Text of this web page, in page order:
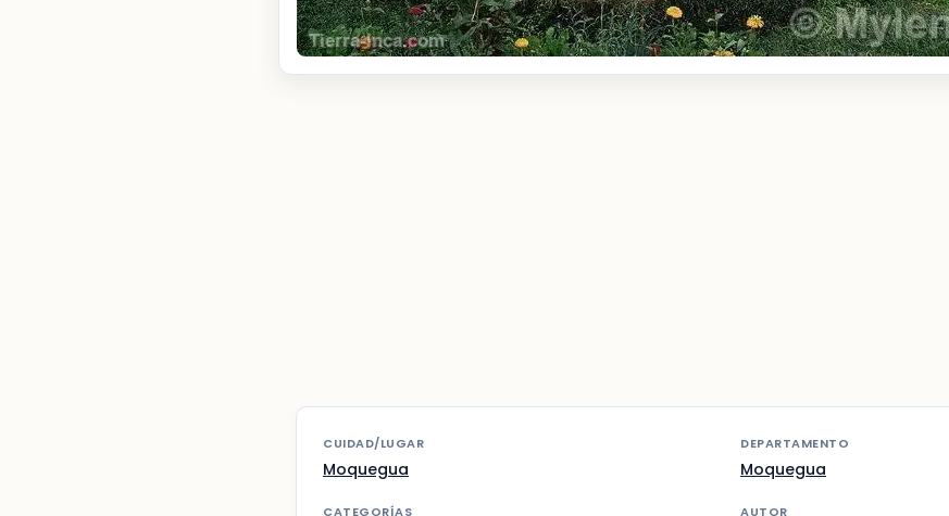
CUIDAD/LUGAR
Moquegua
DEPARTAMENTO
Moquegua
CATEGORÍAS AUTOR